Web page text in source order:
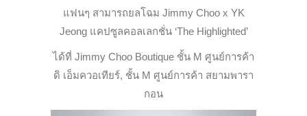
แฟนๆ สามารถยลโฉม Jimmy Choo x YK
Jeong แคปซูลคอลเลกชั่น ‘The Highlighted’
ได้ที่ Jimmy Choo Boutique ชั้น M ศูนย์การค้า
ดิ เอ็มควอเทียร์, ชั้น M ศูนย์การค้า สยามพารา
กอน